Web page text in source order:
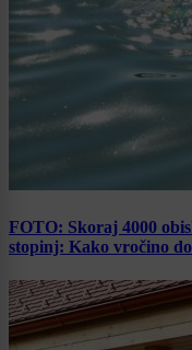
FOTO: Skoraj 4000
stopinj: Kako vročino